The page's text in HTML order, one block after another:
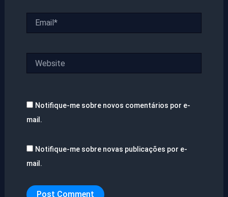
Notifique-me sobre novos comentários por e-
mail.
Notifique-me sobre novas publicações por e-
mail.